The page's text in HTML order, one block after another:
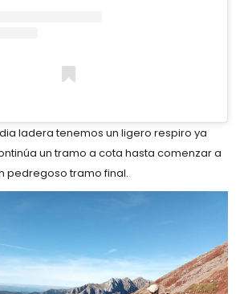
ladera tenemos un ligero respiro ya
un tramo a cota hasta comenzar a
pedregoso tramo final.